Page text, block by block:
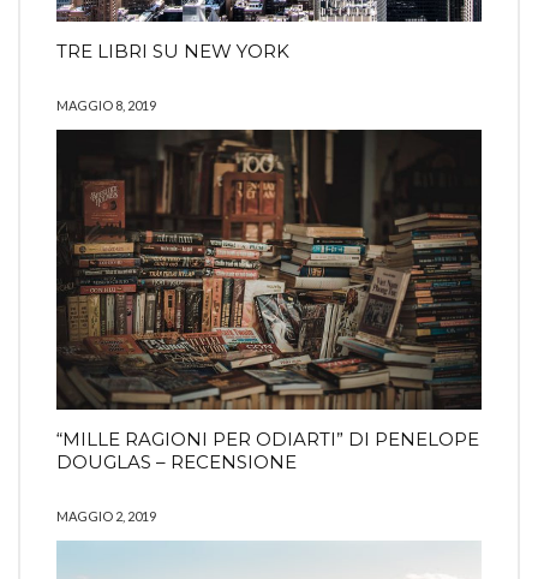
TRE LIBRI SU NEW YORK
MAGGIO 8, 2019
“MILLE RAGIONI PER ODIARTI” DI PENELOPE
DOUGLAS – RECENSIONE
MAGGIO 2, 2019